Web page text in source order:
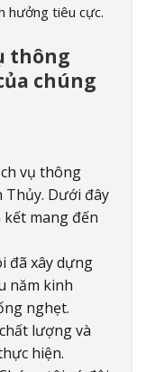
hưởng tiêu cực.
thông
chúng
vụ thông
Thủy. Dưới đây
mang đến
đã xây dựng
năm kinh
nghẹt.
lượng và
hiện.